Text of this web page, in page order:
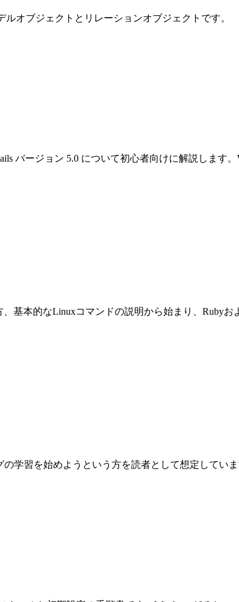
オブジェクトとリレーションオブジェクトです。
バージョン 5.0 について初心者向けに解説します
基本的なLinuxコマンドの説明から始まり、Rubyお
習を始めようという方を読者として想定していま